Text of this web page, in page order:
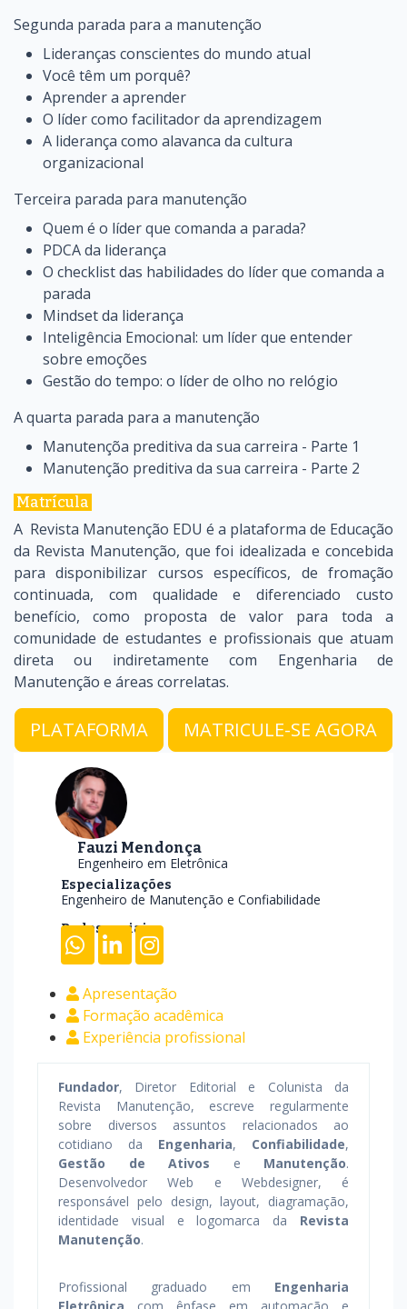
Segunda parada para a manutenção
Lideranças conscientes do mundo atual
Você têm um porquê?
Aprender a aprender
O líder como facilitador da aprendizagem
A liderança como alavanca da cultura
organizacional
Terceira parada para manutenção
Quem é o líder que comanda a parada?
PDCA da liderança
O checklist das habilidades do líder que comanda a
parada
Mindset da liderança
Inteligência Emocional: um líder que entender
sobre emoções
Gestão do tempo: o líder de olho no relógio
A quarta parada para a manutenção
Manutençõa preditiva da sua carreira - Parte 1
Manutenção preditiva da sua carreira - Parte 2
Matrícula
A Revista Manutenção EDU é a plataforma de Educação
da Revista Manutenção, que foi idealizada e concebida
para disponibilizar cursos específicos, de fromação
continuada, com qualidade e diferenciado custo
benefício, como proposta de valor para toda a
comunidade de estudantes e profissionais que atuam
direta ou indiretamente com Engenharia de
Manutenção e áreas correlatas.
PLATAFORMA MATRICULE-SE AGORA
Fauzi Mendonça
Engenheiro em Eletrônica
Especializações
Engenheiro de Manutenção e Confiabilidade
Redes sociais
Apresentação
Formação acadêmica
Experiência profissional
Fundador, Diretor Editorial e Colunista da
Revista Manutenção, escreve regularmente
sobre diversos assuntos relacionados ao
cotidiano da Engenharia, Confiabilidade,
Gestão de Ativos e Manutenção.
Desenvolvedor Web e Webdesigner, é
responsável pelo design, layout, diagramação,
identidade visual e logomarca da Revista
Manutenção.
Profissional graduado em Engenharia